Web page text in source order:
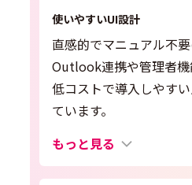
使いやすいUI設計
直感的でマニュアル不要
Outlook連携や管理者機
低コストで導入しやす
ています。
もっと見る